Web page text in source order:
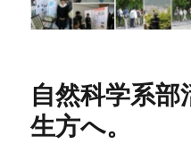
自然科学系
生方へ。